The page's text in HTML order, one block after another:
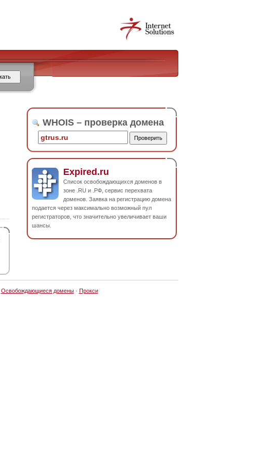
WHOIS – проверка домена
Expired.ru
Список освобождающихся доменов в
зоне .RU и .РФ, сервис перехвата
доменов. Заявка на регистрацию домена
подается через максимально возможный пул
регистраторов, что значительно увеличивает ваши
шансы.
Освобождающиеся домены· Прокси